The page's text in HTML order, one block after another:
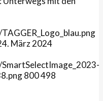
März 2024
800498